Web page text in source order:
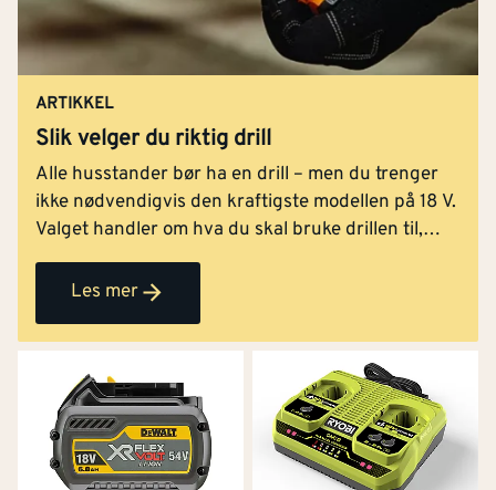
ARTIKKEL
Slik velger du riktig drill
Alle husstander bør ha en drill – men du trenger
ikke nødvendigvis den kraftigste modellen på 18 V.
Valget handler om hva du skal bruke drillen til,
hvor ofte du bruker den, og hvor mye vekt og
størrelse du er komfortabel med. I denne artiklene
valg av drill, slik at du enklere finner modellen som
passer best til ditt bruk.
Les mer